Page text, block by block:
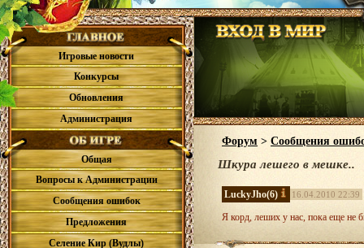
Игровые новости
Конкурсы
Обновления
Администрация
Общая
Вопросы к Администрации
Сообщения ошибок
Предложения
Селение Кир (Вудлы)
Форум > Сообщения
Шкура лешего в мешке..
LuckyJho(6) 16.04.2010 22:39
Я корд, леших у нас, пока еще не